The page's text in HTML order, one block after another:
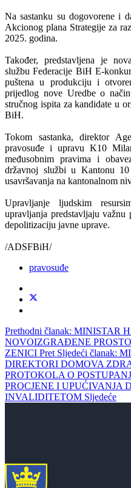
Na sastanku su dogovorene i
Akcionog plana Strategije za
2025. godina.
Također, predstavljena je
službu Federacije BiH E-
puštena u produkciju i
prijedlog nove Uredbe o
stručnog ispita za kandidate u
BiH.
Tokom sastanka, direktor
pravosuđe i upravu K10
međusobnim pravima i
državnoj službi u Kantonu
usavršavanja na kantonalnom
Upravljanje ljudskim
upravljanja predstavljaju važnu
depolitizaciju javne uprave.
/ADSFBiH/
pravosuđe
Prethodni članak: MINISTAR
NOVOIZGRAĐENE
ZENICI Pret Sljedeći članak:
DIREKTORI DOMOVA
PROTOKOLA O
PROCJENE I UPUĆIVANJA
INVALIDITETOM Sljedeće